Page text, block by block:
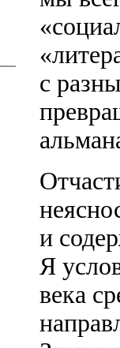
с
и
Я
века